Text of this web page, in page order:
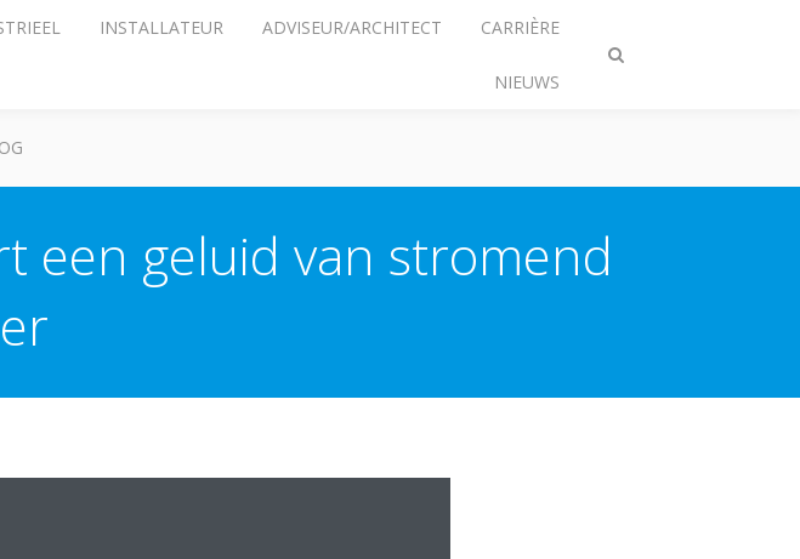
Zoeken
INSTALLATEUR ADVISEUR/ARCHITECT CARRIÈRE
NIEUWS
een geluid van stromend
dat in de airconditioner stroomt.
geactiveerd wordt.